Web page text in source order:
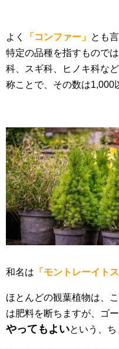
よく 「コンファー」 とも
特定の品種を指すもので
科、スギ科、ヒノキ科など
称ことで、その数は1,000
和名は 「モントレーイトス
ほとんどの観葉植物は、
は肥料を断ちますが、ゴ
やってもよいという、ち